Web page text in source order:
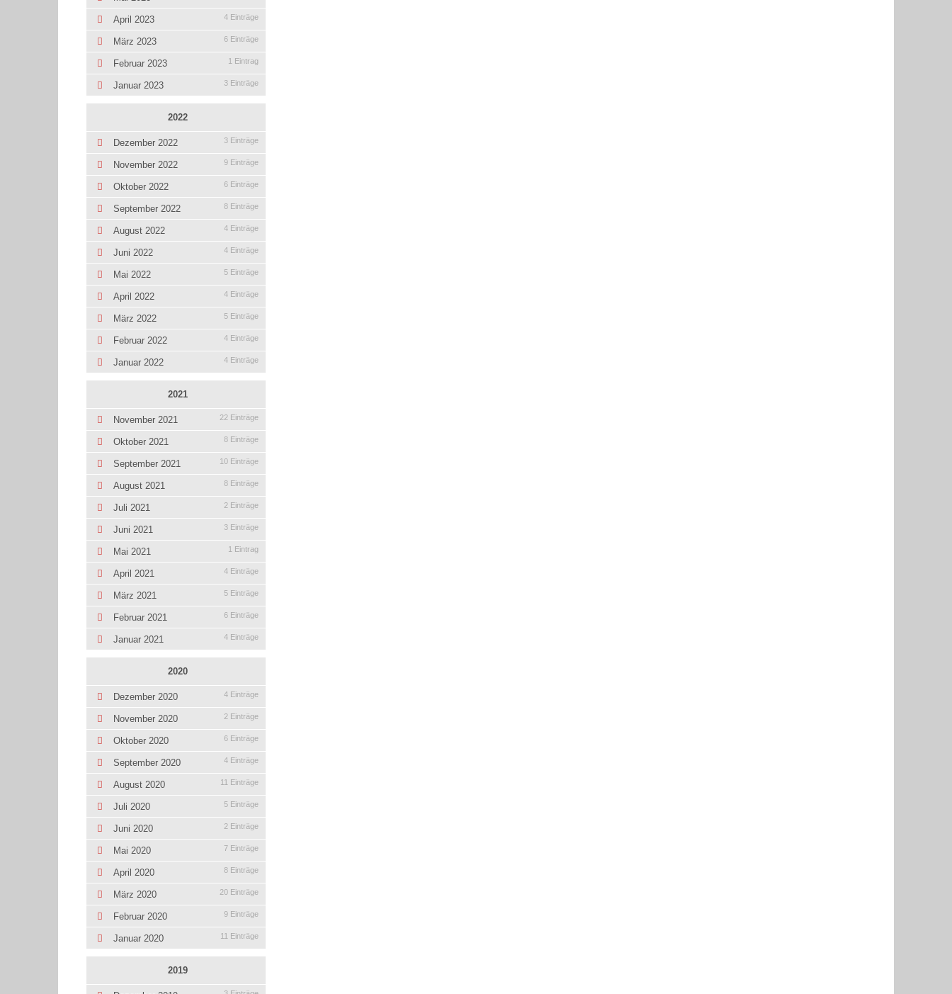
April 2023 4 Einträge
März 2023 6 Einträge
Februar 2023 1 Eintrag
Januar 2023 3 Einträge
2022
Dezember 2022 3 Einträge
November 2022 9 Einträge
Oktober 2022 6 Einträge
September 2022 8 Einträge
August 2022 4 Einträge
Juni 2022 4 Einträge
Mai 2022 5 Einträge
April 2022 4 Einträge
März 2022 5 Einträge
Februar 2022 4 Einträge
Januar 2022 4 Einträge
2021
November 2021 22 Einträge
Oktober 2021 8 Einträge
September 2021 10 Einträge
August 2021 8 Einträge
Juli 2021 2 Einträge
Juni 2021 3 Einträge
Mai 2021 1 Eintrag
April 2021 4 Einträge
März 2021 5 Einträge
Februar 2021 6 Einträge
Januar 2021 4 Einträge
2020
Dezember 2020 4 Einträge
November 2020 2 Einträge
Oktober 2020 6 Einträge
September 2020 4 Einträge
August 2020 11 Einträge
Juli 2020 5 Einträge
Juni 2020 2 Einträge
Mai 2020 7 Einträge
April 2020 8 Einträge
März 2020 20 Einträge
Februar 2020 9 Einträge
Januar 2020 11 Einträge
2019